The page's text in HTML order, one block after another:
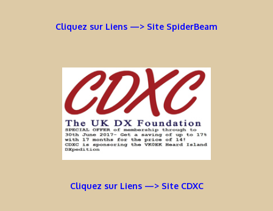
Cliquez sur Liens —> Site SpiderBeam
Cliquez sur Liens —> Site CDXC